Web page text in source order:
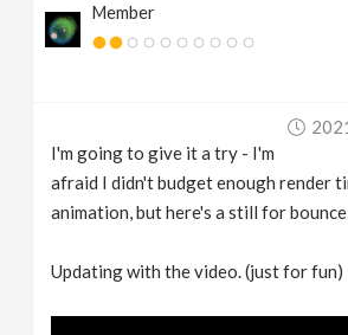
Member
I'm going to give it a try - I'm
afraid I didn't budget enough render
animation, but here's a still for
Updating with the video. (just for fun)